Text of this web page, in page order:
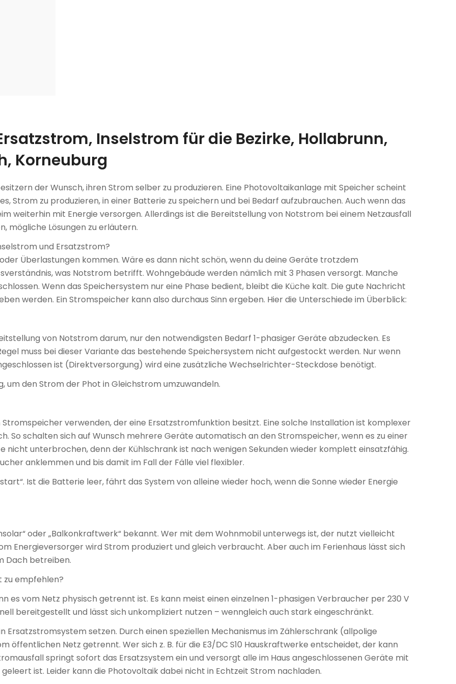
Inselstrom für die Bezirke, Hollabrunn,
Korneuburg
der Wunsch, ihren Strom selber zu produzieren. Eine Photovoltaikanlage mit Speicher scheint
Strom zu produzieren, in einer Batterie zu speichern und bei Bedarf aufzubrauchen. Auch wenn das
weiterhin mit Energie versorgen. Allerdings ist die Bereitstellung von Notstrom bei einem Netzausfall
mögliche Lösungen zu erläutern.
und Ersatzstrom?
Überlastungen kommen. Wäre es dann nicht schön, wenn du deine Geräte trotzdem
was Notstrom betrifft. Wohngebäude werden nämlich mit 3 Phasen versorgt. Manche
Wenn das Speichersystem nur eine Phase bedient, bleibt die Küche kalt. Die gute Nachricht
werden. Ein Stromspeicher kann also durchaus Sinn ergeben. Hier die Unterschiede im Überblick:
von Notstrom darum, nur den notwendigsten Bedarf 1-phasiger Geräte abzudecken. Es
muss bei dieser Variante das bestehende Speichersystem nicht aufgestockt werden. Nur wenn
ist (Direktversorgung) wird eine zusätzliche Wechselrichter-Steckdose benötigt.
den Strom der Phot in Gleichstrom umzuwandeln.
verwenden, der eine Ersatzstromfunktion besitzt. Eine solche Installation ist komplexer
So schalten sich auf Wunsch mehrere Geräte automatisch an den Stromspeicher, wenn es zu einer
nicht unterbrochen, denn der Kühlschrank ist nach wenigen Sekunden wieder komplett einsatzfähig.
anklemmen und bis damit im Fall der Fälle viel flexibler.
Ist die Batterie leer, fährt das System von alleine wieder hoch, wenn die Sonne wieder Energie
oder „Balkonkraftwerk“ bekannt. Wer mit dem Wohnmobil unterwegs ist, der nutzt vielleicht
Energieversorger wird Strom produziert und gleich verbraucht. Aber auch im Ferienhaus lässt sich
Dach betreiben.
zu empfehlen?
es vom Netz physisch getrennt ist. Es kann meist einen einzelnen 1-phasigen Verbraucher per 230 V
bereitgestellt und lässt sich unkompliziert nutzen – wenngleich auch stark eingeschränkt.
Ersatzstromsystem setzen. Durch einen speziellen Mechanismus im Zählerschrank (allpolige
öffentlichen Netz getrennt. Wer sich z. B. für die E3/DC S10 Hauskraftwerke entscheidet, der kann
springt sofort das Ersatzsystem ein und versorgt alle im Haus angeschlossenen Geräte mit
ist. Leider kann die Photovoltaik dabei nicht in Echtzeit Strom nachladen.